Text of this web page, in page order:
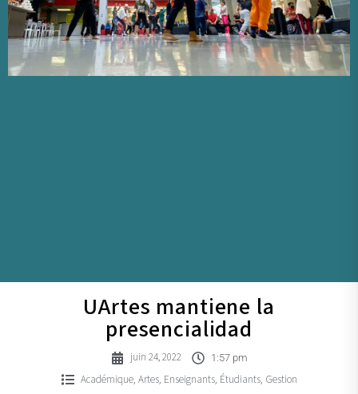
UArtes mantiene la
presencialidad
juin 24, 2022 1:57 pm
Académique, Artes, Enseignants, Étudiants, Gestion